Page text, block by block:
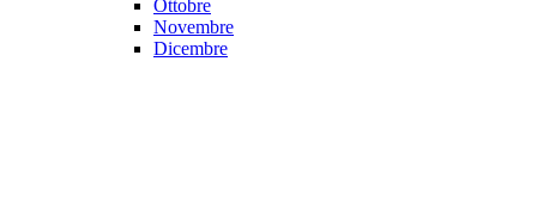
Ottobre
Novembre
Dicembre